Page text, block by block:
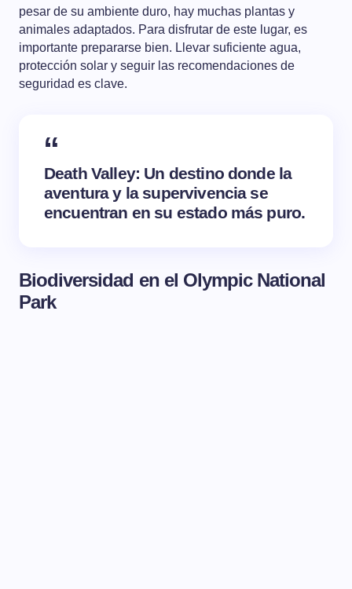
pesar de su ambiente duro, hay muchas plantas y
animales adaptados. Para disfrutar de este lugar, es
importante prepararse bien. Llevar suficiente agua,
protección solar y seguir las recomendaciones de
seguridad es clave.
Death Valley: Un destino donde la
aventura y la supervivencia se
encuentran en su estado más puro.
Biodiversidad en el Olympic National
Park